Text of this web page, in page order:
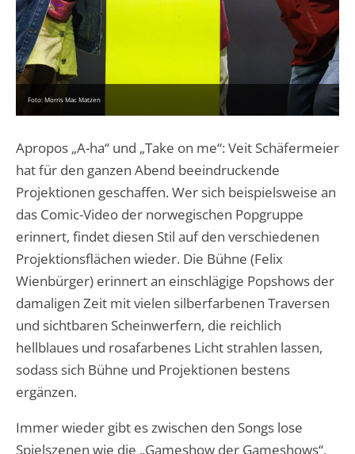
Foto: Morris Mac Matzen
Apropos „A-ha“ und „Take on me“: Veit Schäfermeier
hat für den ganzen Abend beeindruckende
Projektionen geschaffen. Wer sich beispielsweise an
das Comic-Video der norwegischen Popgruppe
erinnert, findet diesen Stil auf den verschiedenen
Projektionsflächen wieder. Die Bühne (Felix
Wienbürger) erinnert an einschlägige Popshows der
damaligen Zeit mit vielen silberfarbenen Traversen
und sichtbaren Scheinwerfern, die reichlich
hellblaues und rosafarbenes Licht strahlen lassen,
sodass sich Bühne und Projektionen bestens
ergänzen.
Immer wieder gibt es zwischen den Songs lose
Spielszenen wie die „Gameshow der Gameshows“,